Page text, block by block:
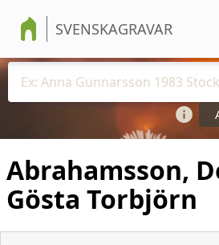
SVENSKAGRAVAR
Abrahamsson,
Gösta Torbjörn